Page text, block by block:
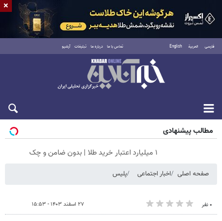
فارسی العربية English تماس با ما درباره ما تبلیغات آرشیو
جمعه ۱۶ مرداد ۱۴۰۵
مطالب پیشنهادی
۱ میلیارد اعتبار خرید طلا | بدون ضامن و چک
صفحه اصلی اخبار اجتماعی پلیس
۰ نفر ۲۷ اسفند ۱۴۰۳ - ۱۵:۵۳
×